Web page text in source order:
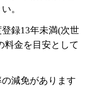
。
録13年未満(次世
料金を目安として
減免があります